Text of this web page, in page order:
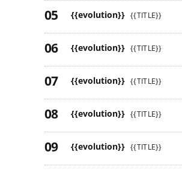
{{evolution}} {{TITLE}}
{{evolution}} {{TITLE}}
{{evolution}} {{TITLE}}
{{evolution}} {{TITLE}}
{{evolution}} {{TITLE}}